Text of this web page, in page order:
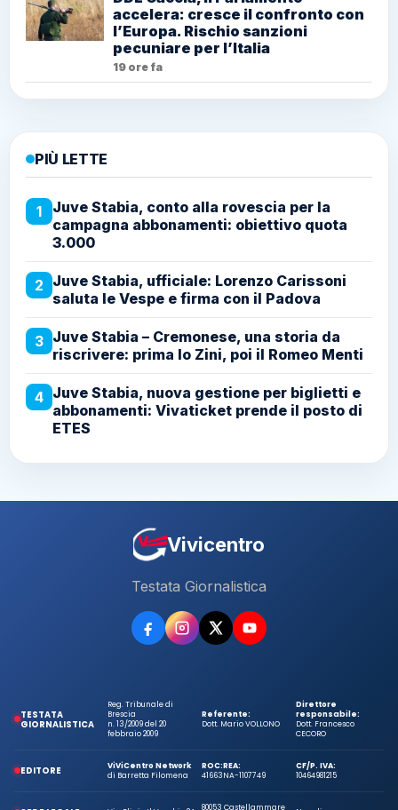
accelera: cresce il confronto con
l’Europa. Rischio sanzioni
pecuniare per l’Italia
19 ore fa
PIÙ LETTE
1
Juve Stabia, conto alla rovescia per la
campagna abbonamenti: obiettivo quota
3.000
2 Juve Stabia, ufficiale: Lorenzo Carissoni
saluta le Vespe e firma con il Padova
3 Juve Stabia – Cremonese, una storia da
riscrivere: prima lo Zini, poi il Romeo Menti
4 Juve Stabia, nuova gestione per biglietti e
abbonamenti: Vivaticket prende il posto di
ETES
Vivicentro
Testata Giornalistica
TESTATA
GIORNALISTICA
Reg. Tribunale di
Brescia
n. 13/2009 del 20
febbraio 2009
Referente:
Dott. Mario VOLLONO
Direttore
responsabile:
Dott. Francesco
CECORO
EDITORE
ViViCentro Network
di Barretta Filomena
ROC:
41663
REA:
NA-1107749
CF/P. IVA:
10464981215
80053 Castellammare